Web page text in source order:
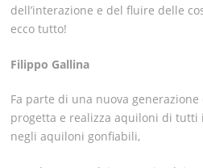
dell’interazione e del fluire delle
ecco tutto!
Filippo Gallina
Fa parte di una nuova
progetta e realizza aquiloni di tutti
negli aquiloni gonfiabili,